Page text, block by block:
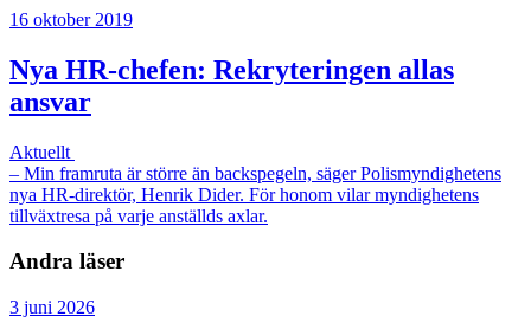
16 oktober 2019
Nya HR-chefen: Rekryteringen allas
ansvar
Aktuellt
– Min framruta är större än backspegeln, säger Polismyndighetens
nya HR-direktör, Henrik Dider. För honom vilar myndighetens
tillväxtresa på varje anställds axlar.
Andra läser
3 juni 2026